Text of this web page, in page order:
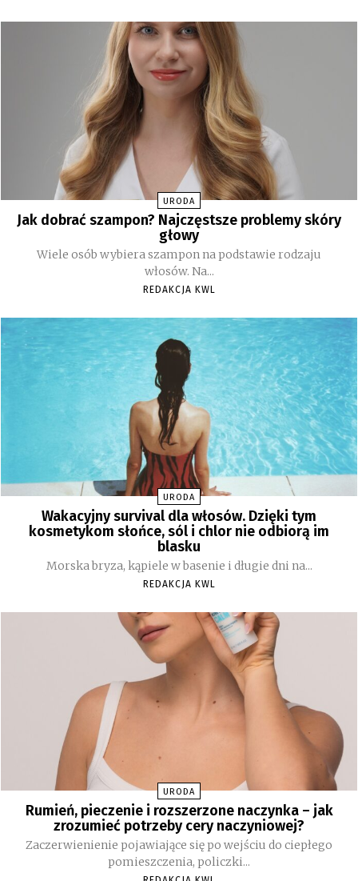
URODA
Jak dobrać szampon? Najczęstsze problemy skóry
głowy
Wiele osób wybiera szampon na podstawie rodzaju
włosów. Na...
REDAKCJA KWL
URODA
Wakacyjny survival dla włosów. Dzięki tym
kosmetykom słońce, sól i chlor nie odbiorą im
blasku
Morska bryza, kąpiele w basenie i długie dni na...
REDAKCJA KWL
URODA
Rumień, pieczenie i rozszerzone naczynka – jak
zrozumieć potrzeby cery naczyniowej?
Zaczerwienienie pojawiające się po wejściu do ciepłego
pomieszczenia, policzki...